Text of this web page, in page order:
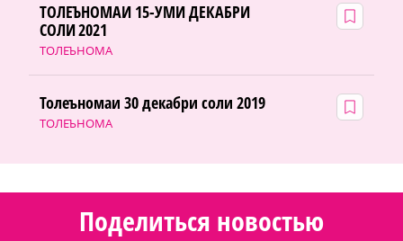
ТОЛЕЪНОМА
ТОЛЕЪНОМАИ 15-УМИ ДЕКАБРИ
СОЛИ 2021
ТОЛЕЪНОМА
Толеъномаи 30 декабри соли 2019
Поделиться новостью